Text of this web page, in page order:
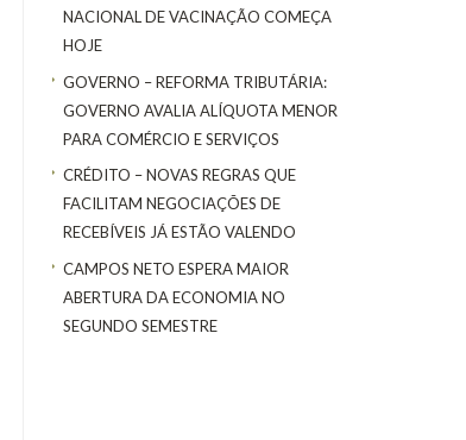
NACIONAL DE VACINAÇÃO COMEÇA
HOJE
GOVERNO – REFORMA TRIBUTÁRIA:
GOVERNO AVALIA ALÍQUOTA MENOR
PARA COMÉRCIO E SERVIÇOS
CRÉDITO – NOVAS REGRAS QUE
FACILITAM NEGOCIAÇÕES DE
RECEBÍVEIS JÁ ESTÃO VALENDO
CAMPOS NETO ESPERA MAIOR
ABERTURA DA ECONOMIA NO
SEGUNDO SEMESTRE